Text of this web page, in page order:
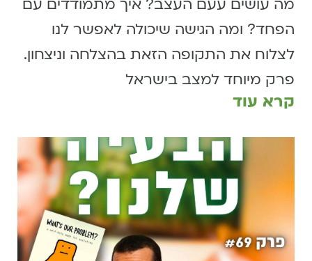
מה עושים עעם העצב? איך מתמודדים עם
הפחד? ומה הגישה שיכולה לאפשר לנו
לצלוח את התקופה הזאת בהצלחה וניצחון.
פרק מיוחד למצב בישראל
קרא עוד